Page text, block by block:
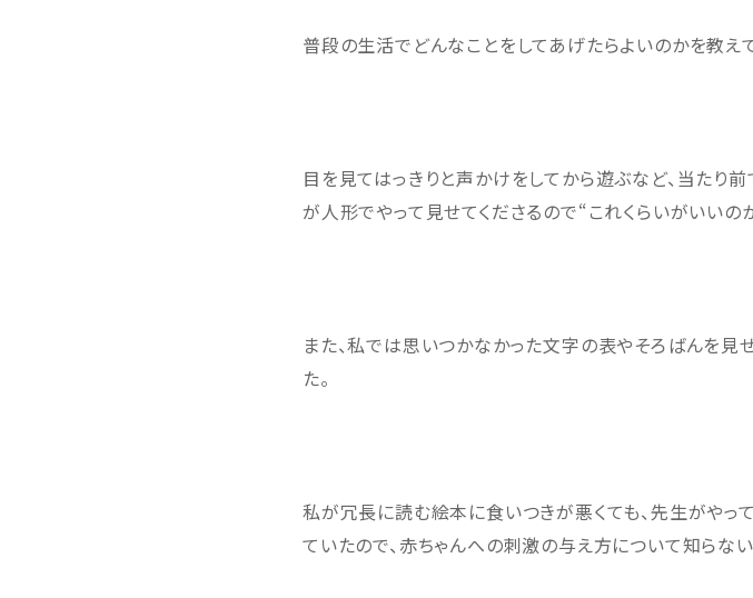
普段の生活でどんなことをしてあげたらよいのかを教え
目を見てはっきりと声かけをしてから遊ぶなど、当たり
が人形でやって見せてくださるので“これくらいがいいの
また、私では思いつかなかった文字の表やそろばんを見
た。
私が冗長に読む絵本に食いつきが悪くても、先生がやっ
ていたので、赤ちゃんへの刺激の与え方について知らな